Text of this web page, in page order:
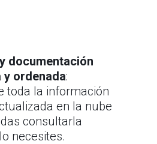
documentación
ordenada:
toda la información
en la nube
consultarla
necesites.